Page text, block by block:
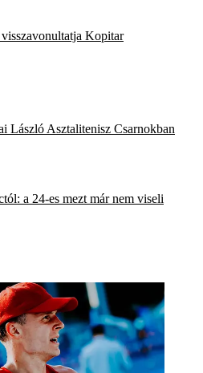
Kopitar
Asztalitenisz Csarnokban
a 24-es mezt már nem viseli